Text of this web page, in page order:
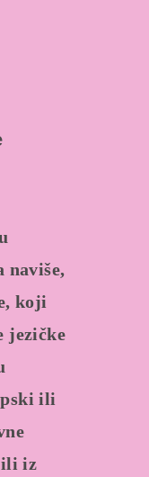
naviše,
koji
jezičke
ili
ili iz